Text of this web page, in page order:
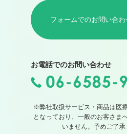
フォームでのお問い合わ
お電話でのお問い合わせ
※弊社取扱サービス・商品は医
となっており、一般のお客さま
いません。予めご了承